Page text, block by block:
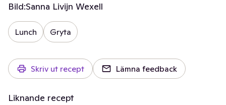
Bild:Sanna Livijn Wexell
Lunch Gryta
Skriv ut recept Lämna feedback
Liknande recept